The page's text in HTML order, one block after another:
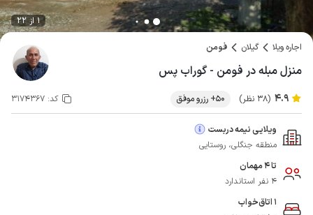
1 از 22
اجاره ویلا گیلان فومن
منزل مبله در فومن - گوراب پس
4.9 (38 نظر) 50+ رزرو موفق کد: 3174367
ویلایی نیمه دربست
منطقه جنگلی، روستایی
تا 4 مهمان
4 نفر استاندارد
1 اتاق‌خواب